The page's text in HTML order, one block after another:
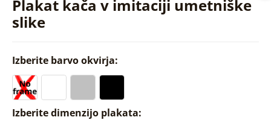
Plakat kača v imitaciji umetniške
slike
Izberite barvo okvirja:
Izberite dimenzijo plakata: